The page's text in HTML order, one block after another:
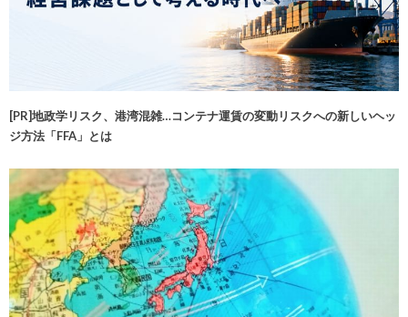
[PR]地政学リスク、港湾混雑…コンテナ運賃の変動リスクへの新しいヘッ
ジ方法「FFA」とは